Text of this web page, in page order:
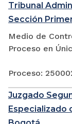
Tribunal
Sección
Medio de
Proceso en
Proceso:
Juzgado
Especializado